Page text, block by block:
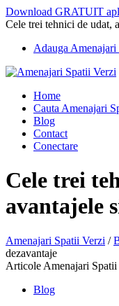
Download GRATUIT
Cele trei tehnici de udat,
Adauga Amenajari
Home
Cauta Amenajari
Blog
Contact
Conectare
Cele trei
avantajele
Amenajari Spatii Verzi /
dezavantaje
Articole Amenajari Spatii
Blog